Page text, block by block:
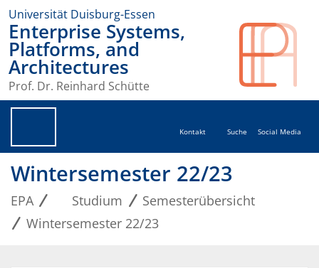
Universität Duisburg-Essen
Enterprise Systems,
Platforms, and
Architectures
Prof. Dr. Reinhard Schütte
Kontakt Suche Social Media
Wintersemester 22/23
EPA Studium
Semesterübersicht
Wintersemester 22/23